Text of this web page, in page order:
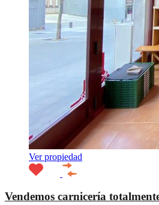
Ver propiedad
Vendemos carnicería